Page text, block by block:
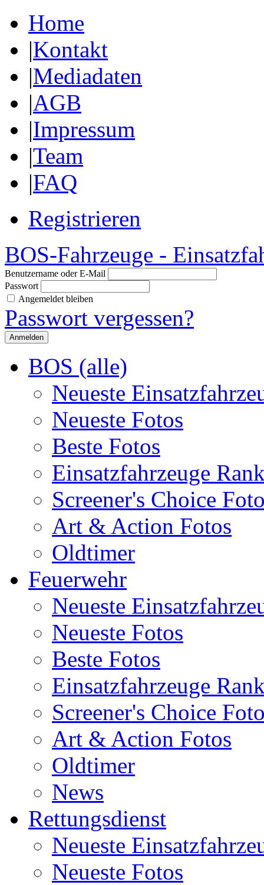
Home
|Kontakt
|Mediadaten
|AGB
|Impressum
|Team
|FAQ
Registrieren
BOS-Fahrzeuge -
Benutzername oder E-Mail
Passwort
Angemeldet bleiben
Passwort vergessen?
BOS (alle)
Neueste
Neueste Fotos
Beste Fotos
Einsatzfahrzeuge
Screener's Choice
Art & Action Fotos
Oldtimer
Feuerwehr
Neueste
Neueste Fotos
Beste Fotos
Einsatzfahrzeuge
Screener's Choice
Art & Action Fotos
Oldtimer
News
Rettungsdienst
Neueste
Neueste Fotos